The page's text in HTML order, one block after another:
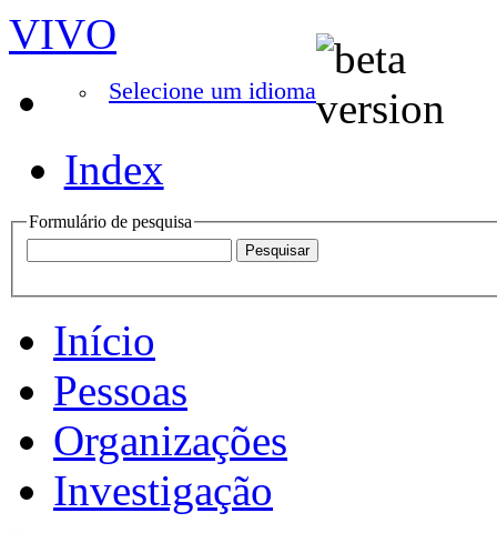
VIVO
Selecione um idioma
Index
Formulário de pesquisa
Início
Pessoas
Organizações
Investigação